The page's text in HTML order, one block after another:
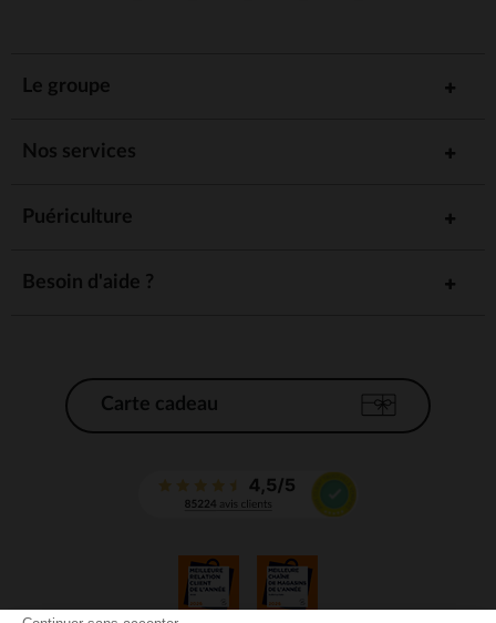
Le groupe
Nos services
Puériculture
Besoin d'aide ?
Carte cadeau